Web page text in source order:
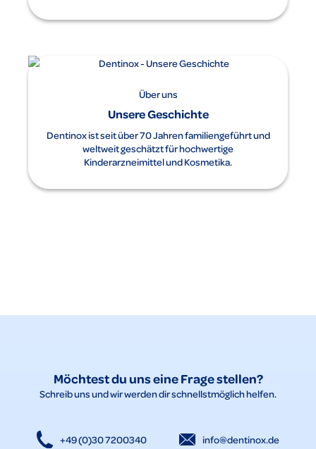
Über uns
Unsere Geschichte
Dentinox ist seit über 70 Jahren familiengeführt und
weltweit geschätzt für hochwertige
Kinderarzneimittel und Kosmetika.
Möchtest du uns eine Frage stellen?
Schreib uns und wir werden dir schnellstmöglich helfen.
+49 (0)30 7200340 info@dentinox.de